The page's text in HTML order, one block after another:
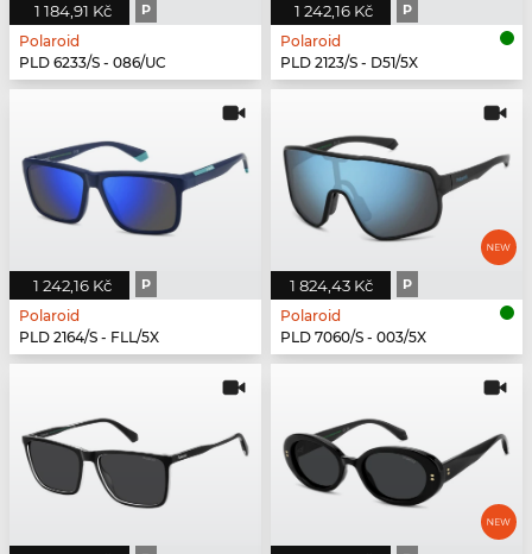
1 184,91 Kč P
Polaroid
PLD 6233/S - 086/UC
1 242,16 Kč P
Polaroid
PLD 2123/S - D51/5X
1 242,16 Kč P
Polaroid
PLD 2164/S - FLL/5X
1 824,43 Kč P
Polaroid
PLD 7060/S - 003/5X